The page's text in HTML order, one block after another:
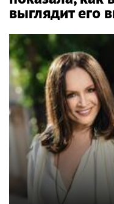
выглядит его